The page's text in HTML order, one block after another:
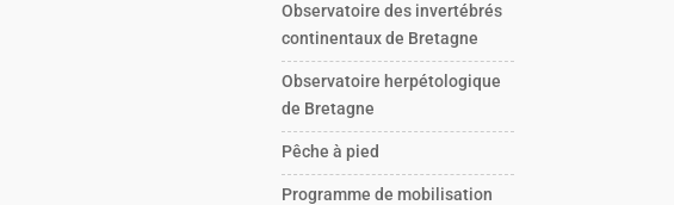
Observatoire des invertébrés
continentaux de Bretagne
Observatoire herpétologique
de Bretagne
Pêche à pied
Programme de mobilisation